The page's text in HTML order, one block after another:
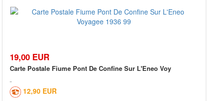
19,00 EUR
Carte Postale Fiume Pont De Confine Sur L'Eneo Voy
12,90 EUR